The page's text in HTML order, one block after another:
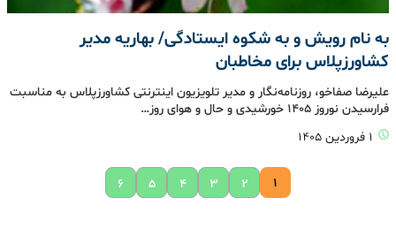
به نام رویش و به شکوه‌ ایستادگی‌/ بهاریه مدیر
کشاورزپلاس برای مخاطبان
علیرضا صفاخو، روزنامه‌نگار و مدیر تلویزیون اینترنتی کشاورزپلاس به مناسبت
فرارسیدن نوروز 1405 خورشیدی و حال و هوای روز…
۱ ۲ ۳ ۴ ۵ ۶